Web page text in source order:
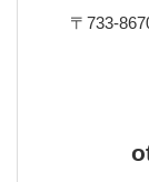
〒733-